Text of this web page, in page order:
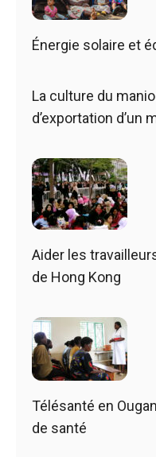
Énergie solaire et
La culture du
d’exportation d’un
Aider les
de Hong Kong
Télésanté en
de santé